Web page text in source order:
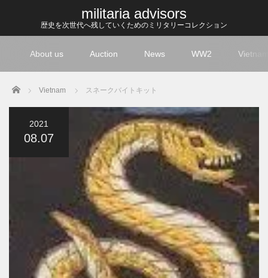
militaria advisors
歴史を次世代へ残していくためのミリタリーコレクション
About us Auction News WW2
Home Vietnam スネークバイトキット
2021
08.07